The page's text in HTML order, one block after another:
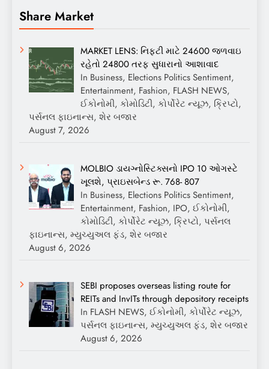
Share Market
MARKET LENS: નિફ્ટી માટે 24600 જળવાઇ
રહેતો 24800 તરફ સુધારાનો આશાવાદ
In Business, Elections Politics Sentiment,
Entertainment, Fashion, FLASH NEWS,
ઈકોનોમી, કોમોડિટી, કોર્પોરેટ ન્યૂઝ, ક્રિપ્ટો,
પર્સનલ ફાઇનાન્સ, શેર બજાર
August 7, 2026
MOLBIO ડાયગ્નોસ્ટિક્સનો IPO 10 ઓગસ્ટે
ખૂલશે, પ્રાઇસબેન્ડ રૂ. 768- 807
In Business, Elections Politics Sentiment,
Entertainment, Fashion, IPO, ઈકોનોમી,
કોમોડિટી, કોર્પોરેટ ન્યૂઝ, ક્રિપ્ટો, પર્સનલ
ફાઇનાન્સ, મ્યુચ્યુઅલ ફંડ, શેર બજાર
August 6, 2026
SEBI proposes overseas listing route for
REITs and InvITs through depository receipts
In FLASH NEWS, ઈકોનોમી, કોર્પોરેટ ન્યૂઝ,
પર્સનલ ફાઇનાન્સ, મ્યુચ્યુઅલ ફંડ, શેર બજાર
August 6, 2026